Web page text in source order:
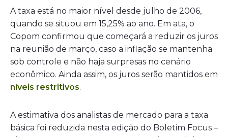
A taxa está no maior nível desde julho de 2006,
quando se situou em 15,25% ao ano. Em ata, o
Copom confirmou que começará a reduzir os juros
na reunião de março, caso a inflação se mantenha
sob controle e não haja surpresas no cenário
econômico. Ainda assim, os juros serão mantidos em
níveis restritivos.
A estimativa dos analistas de mercado para a taxa
básica foi reduzida nesta edição do Boletim Focus –